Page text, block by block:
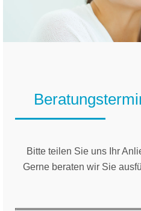
Bitte teilen Sie uns Ihr
Gerne beraten wir Sie